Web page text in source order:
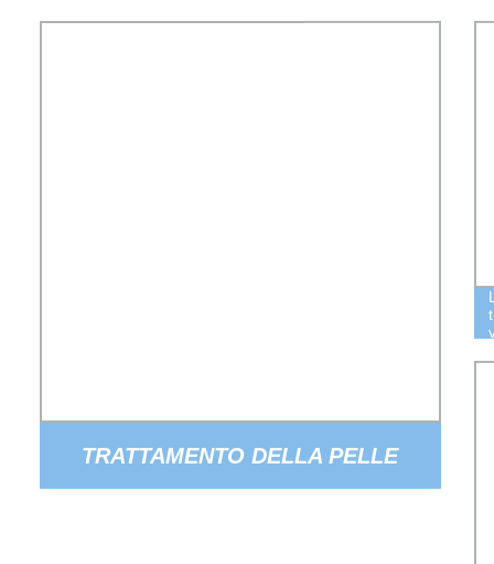
TRATTAMENTO DELLA PELLE